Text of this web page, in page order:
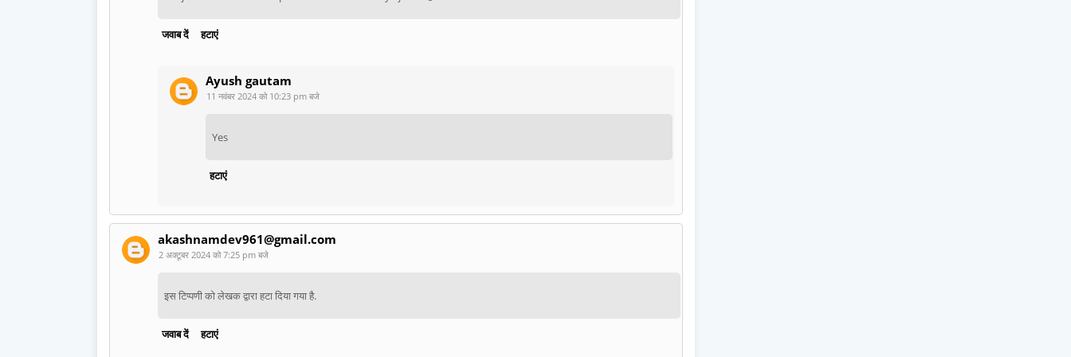
जवाब दें हटाएं
Ayush gautam
11 नवंबर 2024 को 10:23 pm बजे
Yes
हटाएं
akashnamdev961@gmail.com
2 अक्टूबर 2024 को 7:25 pm बजे
इस टिप्पणी को लेखक द्वारा हटा दिया गया है.
जवाब दें हटाएं